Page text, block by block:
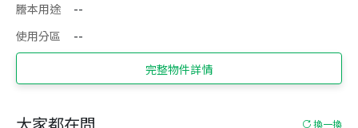
謄本用途
--
使用分區
--
完整物件詳情
換一換